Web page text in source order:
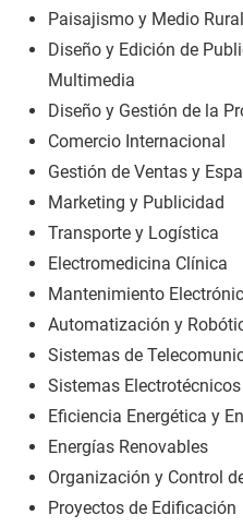
Paisajismo y Medio Rural
Diseño y Edición de
Multimedia
Diseño y Gestión de la
Comercio Internacional
Gestión de Ventas y
Marketing y Publicidad
Transporte y Logística
Electromedicina Clínica
Mantenimiento
Automatización y
Sistemas de
Sistemas
Eficiencia Energética y
Energías Renovables
Organización y Control
Proyectos de Edificación